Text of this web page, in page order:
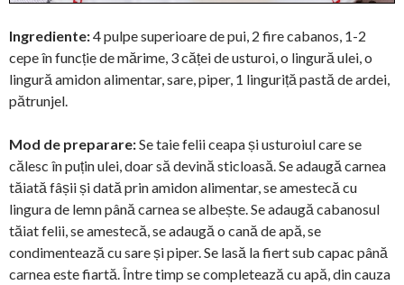
Ingrediente:4 pulpe superioare de pui, 2 fire cabanos, 1-2
cepe în funcție de mărime, 3 căței de usturoi, o lingură ulei, o
lingură amidon alimentar, sare, piper, 1 linguriță pastă de ardei,
pătrunjel.
Mod de preparare:Se taie felii ceapa și usturoiul care se
călesc în puțin ulei, doar să devină sticloasă. Se adaugă carnea
tăiată fâșii și dată prin amidon alimentar, se amestecă cu
lingura de lemn până carnea se albește. Se adaugă cabanosul
tăiat felii, se amestecă, se adaugă o cană de apă, se
condimentează cu sare și piper. Se lasă la fiert sub capac până
carnea este fiartă. Între timp se completează cu apă, din cauza